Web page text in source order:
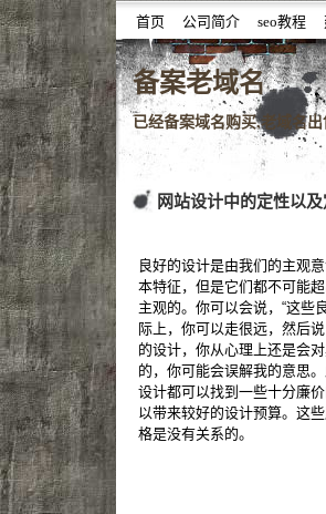
首页 公司简介 seo教程
噆噇已备案域名百度权重域
备案老域名
已经备案域名购买,老域名
网站设计中的定性以
良好的设计是由我们的主观
本特征，但是它们都不可能
主观的。你可以会说，“这些
际上，你可以走很远，然后
的设计，你从心理上还是会
的，你可能会误解我的意思
设计都可以找到一些十分廉
以带来较好的设计预算。这
格是没有关系的。